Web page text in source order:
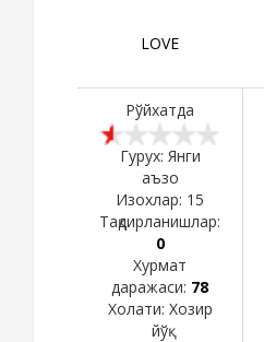
LOVE
Рўйхатда
Гурух: Янги
аъзо
Изохлар: 15
Тақдирланишлар:
0
Хурмат
даражаси: 78
Холати: Хозир
йўқ